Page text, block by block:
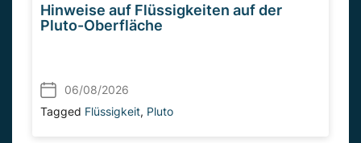
Hinweise auf Flüssigkeiten auf der
Pluto-Oberfläche
06/08/2026
Tagged Flüssigkeit, Pluto